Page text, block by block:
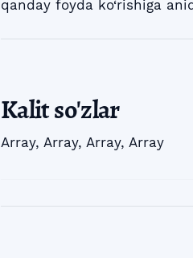
qanday foyda ko‘rishiga
Kalit so'zlar
Array, Array, Array, Array